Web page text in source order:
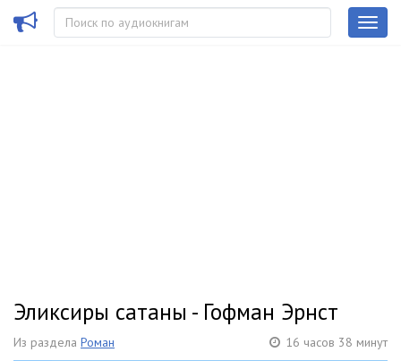
Эликсиры сатаны - Гофман Эрнст
Из раздела Роман 16 часов 38 минут